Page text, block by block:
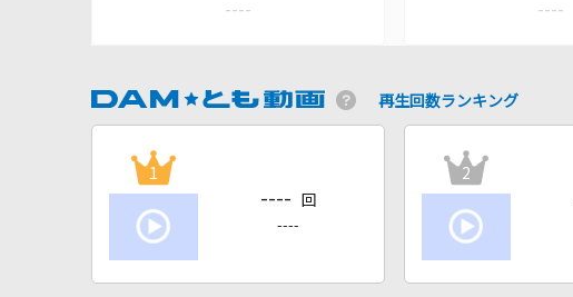
----
----
再生回数ランキング
1
---- 回
----
2